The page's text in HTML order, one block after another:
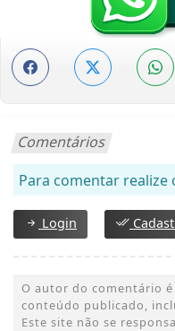
Comentários
Para comentar realize
Login
O autor do comentário
conteúdo publicado,
Este site não se